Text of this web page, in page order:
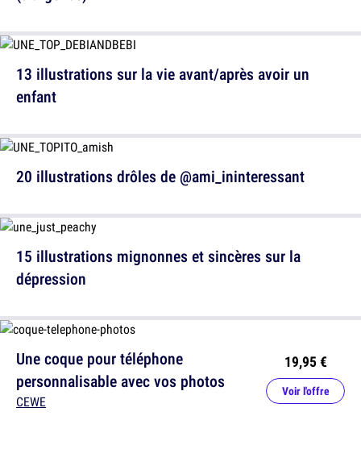
20 illustrations drôles de @ami_ininteressant
Une coque pour téléphone
personnalisable avec vos photos
CEWE
19,95 €
Voir l'offre
13 illustrations sur la vie avant/après avoir un
enfant
15 illustrations mignonnes et sincères sur la
dépression